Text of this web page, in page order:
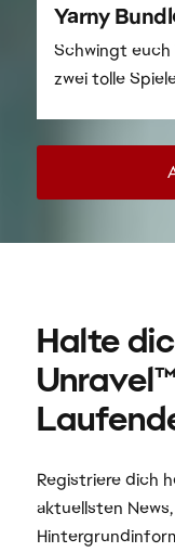
Registriere dich
aktuellsten